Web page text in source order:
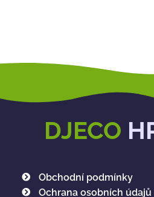
DJECO
Obchodní podmínky
Ochrana osobních údajů